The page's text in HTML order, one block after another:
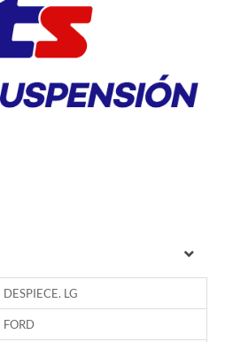
DESPIECE. LG
FORD